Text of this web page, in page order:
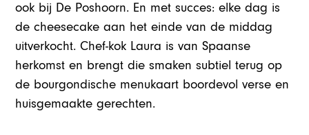
ook bij De Poshoorn. En met succes: elke dag is
de cheesecake aan het einde van de middag
uitverkocht. Chef-kok Laura is van Spaanse
herkomst en brengt die smaken subtiel terug op
de bourgondische menukaart boordevol verse en
huisgemaakte gerechten.